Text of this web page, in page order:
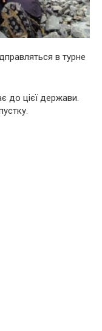
в турне
до цієї держави.